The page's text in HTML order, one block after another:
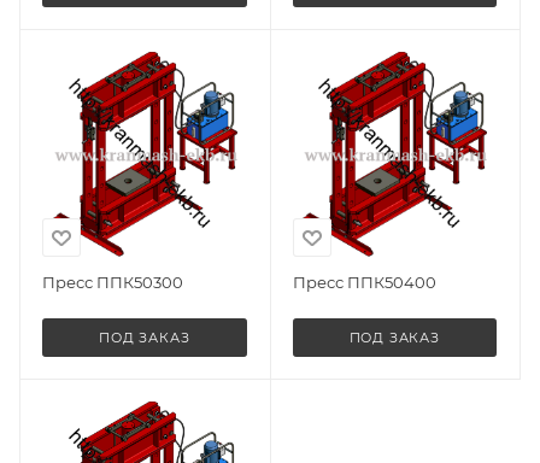
Пресс ППК50300
ПОД ЗАКАЗ
Пресс ППК50400
ПОД ЗАКАЗ